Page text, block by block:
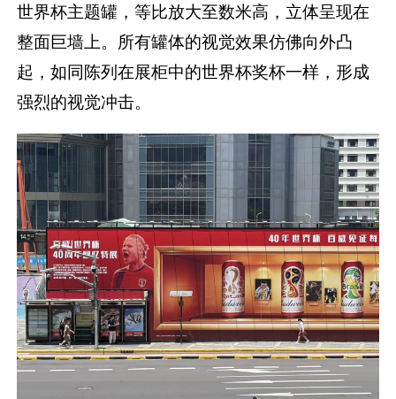
世界杯主题罐，等比放大至数米高，立体呈现在
整面巨墙上。所有罐体的视觉效果仿佛向外凸
起，如同陈列在展柜中的世界杯奖杯一样，形成
强烈的视觉冲击。